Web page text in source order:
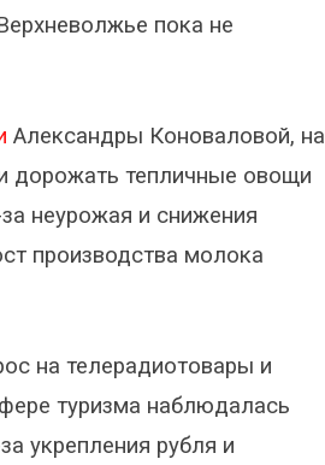
пока не
Александры Коноваловой, на
дорожать тепличные овощи
неурожая и снижения
производства молока
на телерадиотовары и
туризма наблюдалась
укрепления рубля и